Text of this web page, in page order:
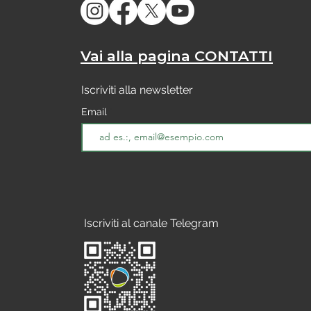
Vai alla pagina CONTATTI
Iscriviti alla newsletter
Email
Iscriviti al canale Telegram